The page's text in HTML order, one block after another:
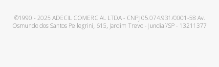
©1990 - 2025 ADECIL COMERCIAL LTDA- CNPJ 05.074.931/0001-58 Av.
Osmundo dos Santos Pellegrini, 615, Jardim Trevo- Jundiaí/SP- 13211377